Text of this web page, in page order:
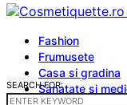
Fashion
Frumusete
Casa si gradina
Sanatate si
SEARCH FOR: